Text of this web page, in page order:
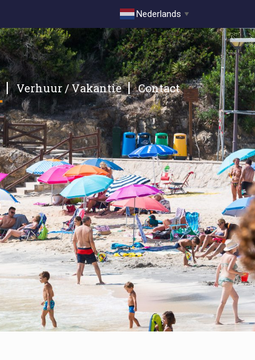
Nederlands ▼
Verhuur / Vakantie Contact